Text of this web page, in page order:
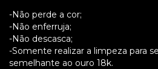
-Não perde a cor;
-Não enferruja;
-Não descasca;
-Somente realizar a limpeza para
semelhante ao ouro 18k.